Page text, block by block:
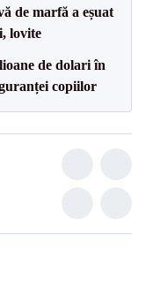
de marfă a eșuat
lovite
de dolari în
copiilor